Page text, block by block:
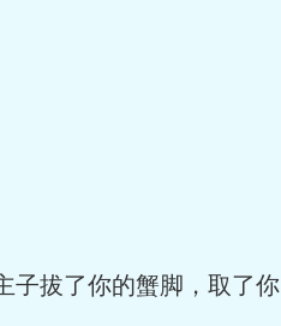
拔了你的蟹脚，取了你